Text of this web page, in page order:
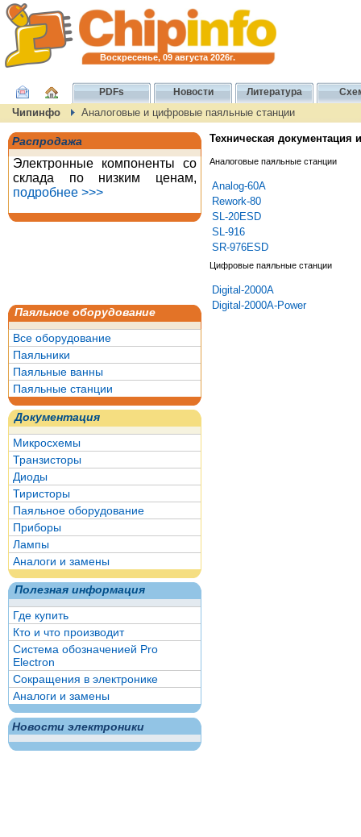
Воскресенье, 09 августа 2026г.
PDFs Новости Литература
Чипинфо Аналоговые и цифровые паяльные станции
Распродажа
Электронные компоненты со
склада по низким ценам,
подробнее >>>
Паяльное оборудование
Все оборудование
Паяльники
Паяльные ванны
Паяльные станции
Документация
Микросхемы
Транзисторы
Диоды
Тиристоры
Паяльное оборудование
Приборы
Лампы
Аналоги и замены
Полезная информация
Где купить
Кто и что производит
Система обозначенией Pro
Electron
Сокращения в электронике
Аналоги и замены
Новости электроники
Техническая документация
Аналоговые паяльные станции
Analog-60A
Rework-80
SL-20ESD
SL-916
SR-976ESD
Цифровые паяльные станции
Digital-2000A
Digital-2000A-Power